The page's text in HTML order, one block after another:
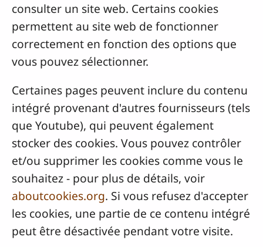
consulter un site web. Certains cookies
permettent au site web de fonctionner
correctement en fonction des options que
vous pouvez sélectionner.
Certaines pages peuvent inclure du contenu
intégré provenant d'autres fournisseurs (tels
que Youtube), qui peuvent également
stocker des cookies. Vous pouvez contrôler
et/ou supprimer les cookies comme vous le
souhaitez - pour plus de détails, voir
aboutcookies.org. Si vous refusez d'accepter
les cookies, une partie de ce contenu intégré
peut être désactivée pendant votre visite.